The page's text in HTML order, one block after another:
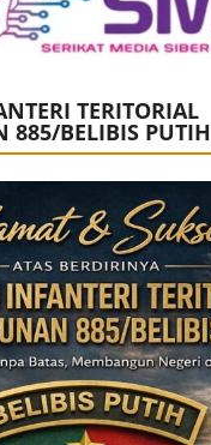
TERITORIAL
885/BELIBIS PUTIH